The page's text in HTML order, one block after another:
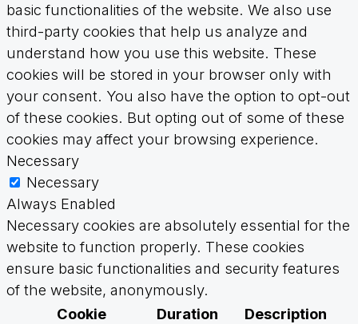
basic functionalities of the website. We also use
third-party cookies that help us analyze and
understand how you use this website. These
cookies will be stored in your browser only with
your consent. You also have the option to opt-out
of these cookies. But opting out of some of these
cookies may affect your browsing experience.
Necessary
Necessary
Always Enabled
Necessary cookies are absolutely essential for the
website to function properly. These cookies
ensure basic functionalities and security features
of the website, anonymously.
Cookie
Duration Description